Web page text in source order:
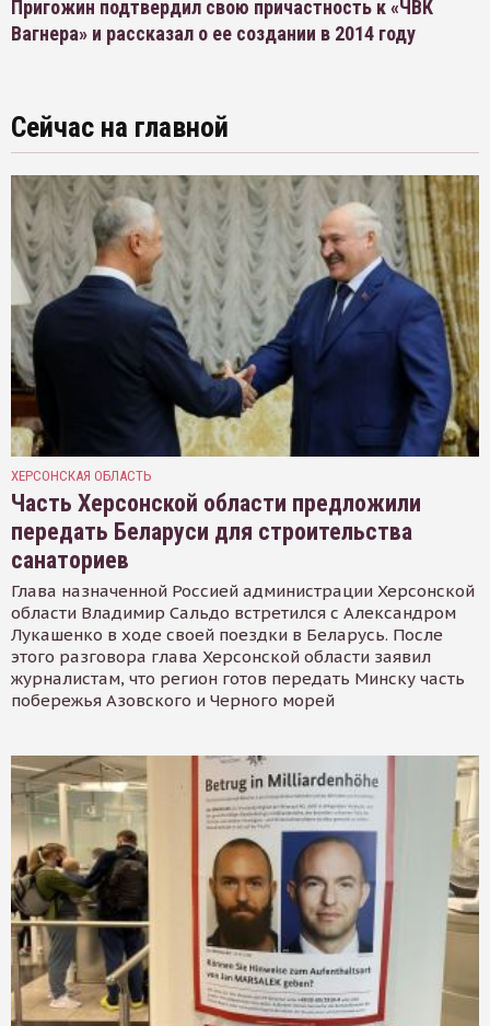
Пригожин подтвердил свою причастность к «ЧВК
Вагнера» и рассказал о ее создании в 2014 году
Сейчас на главной
ХЕРСОНСКАЯ ОБЛАСТЬ
Часть Херсонской области предложили
передать Беларуси для строительства
санаториев
Глава назначенной Россией администрации Херсонской
области Владимир Сальдо встретился с Александром
Лукашенко в ходе своей поездки в Беларусь. После
этого разговора глава Херсонской области заявил
журналистам, что регион готов передать Минску часть
побережья Азовского и Черного морей